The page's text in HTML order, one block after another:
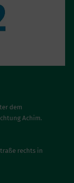
dem
Achim.
rechts in